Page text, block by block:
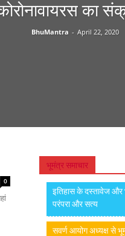
का
BhuMantra - April 22, 2020
0
भूमंत्र समाचार
इतिहास के दस्तावेज और
परंपरा और सत्य
सवर्ण आयोग अध्यक्ष से